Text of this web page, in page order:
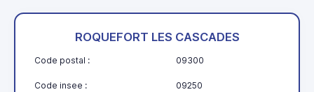
ROQUEFORT LES CASCADES
Code postal : 09300
Code insee : 09250